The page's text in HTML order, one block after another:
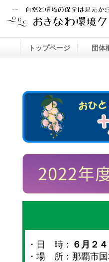
・日 時： ６月２
・場 所：那覇市
トップページ 団体